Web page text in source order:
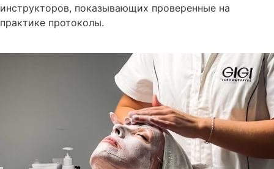
инструкторов, показывающих проверенные на
практике протоколы.